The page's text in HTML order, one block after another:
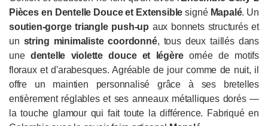
Pièces en Dentelle Douce et Extensible signé Mapalé. Un
soutien-gorge triangle push-up aux bonnets structurés et
un string minimaliste coordonné, tous deux taillés dans
une dentelle violette douce et légèreornée de motifs
floraux et d'arabesques. Agréable de jour comme de nuit, il
offre un maintien personnalisé grâce à ses bretelles
entièrement réglables et ses anneaux métalliques dorés —
la touche glamour qui fait toute la différence. Fabriqué en